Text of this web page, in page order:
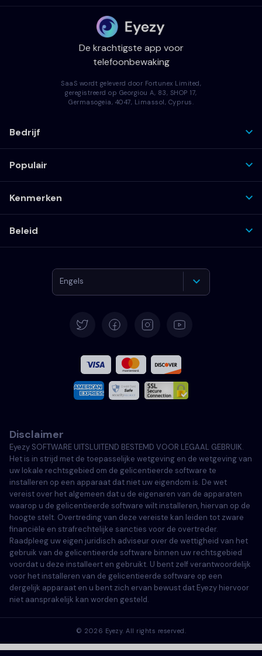
De krachtigste app voor
telefoonbewaking
SaaS wordt geleverd door Fortunex Limited,
geregistreerd op Georgiou A, 83, SHOP 17,
Germasogeia, 4047, Limassol, Cyprus.
Bedrijf
Populair
Kenmerken
Beleid
Engels
Italiaans
Portugees
Türkçe
Polski
Disclaimer
Eyezy SOFTWARE UITSLUITEND BESTEMD VOOR LEGAAL GEBRUIK.
Het is in strijd met de toepasselijke wetgeving en de wetgeving van
uw lokale rechtsgebied om de gelicentieerde software te
installeren op een apparaat dat niet uw eigendom is. De wet
vereist over het algemeen dat u de eigenaren van de apparaten
waarop u de gelicentieerde software wilt installeren, hiervan op de
hoogte stelt. Overtreding van deze vereiste kan leiden tot zware
financiële en strafrechtelijke sancties voor de overtreder.
Raadpleeg uw eigen juridisch adviseur over de wettigheid van het
gebruik van de gelicentieerde software binnen uw rechtsgebied
voordat u deze installeert en gebruikt. U bent zelf verantwoordelijk
voor het installeren van de gelicentieerde software op een
dergelijk apparaat en u bent zich ervan bewust dat Eyezy hiervoor
niet aansprakelijk kan worden gesteld.
© 2026 Eyezy. All rights reserved.